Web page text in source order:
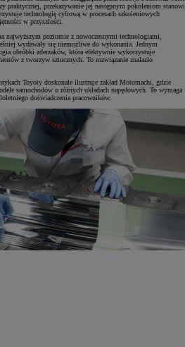
praktycznej, przekazywanie jej następnym pokoleniom stanowi
technologię cyfrową w procesach szkoleniowych
w przyszłości.
najwyższym poziomie z nowoczesnymi technologiami,
wydawały się niemożliwe do wykonania. Jednym
obróbki zderzaków, która efektywnie wykorzystuje
z tworzyw sztucznych. To rozwiązanie znalazło
Toyoty doskonale ilustruje zakład Motomachi, gdzie
samochodów o różnych układach napędowych. To wymaga
doświadczenia pracowników.